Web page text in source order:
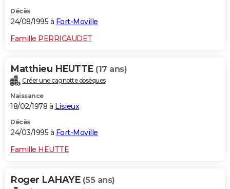
Décès
24/08/1995 à Fort-Moville
Famille PERRICAUDET
Matthieu HEUTTE (17 ans)
Créer une cagnotte obsèques
Naissance
18/02/1978 à Lisieux
Décès
24/03/1995 à Fort-Moville
Famille HEUTTE
Roger LAHAYE (55 ans)